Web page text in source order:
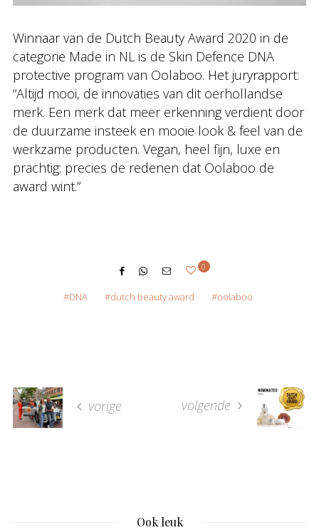
Winnaar van de Dutch Beauty Award 2020 in de
categorie Made in NL is de Skin Defence DNA
protective program van Oolaboo. Het juryrapport:
“Altijd mooi, de innovaties van dit oerhollandse
merk. Een merk dat meer erkenning verdient door
de duurzame insteek en mooie look & feel van de
werkzame producten. Vegan, heel fijn, luxe en
prachtig: precies de redenen dat Oolaboo de
award wint.”
0
DNA dutch beauty award oolaboo
vorige volgende
Ook leuk